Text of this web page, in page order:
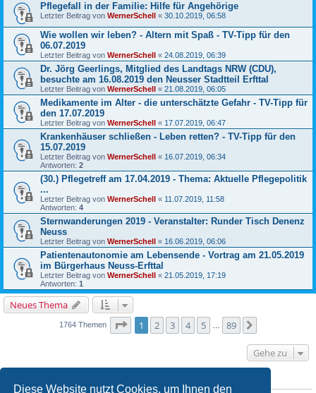
Diese Website nutzt Cookies, um Ihnen den
Pflegefall in der Familie: Hilfe für Angehörige
Letzter Beitrag von WernerSchell « 30.10.2019, 06:58
Wie wollen wir leben? - Altern mit Spaß - TV-Tipp für den
06.07.2019
Letzter Beitrag von WernerSchell « 24.08.2019, 06:39
Dr. Jörg Geerlings, Mitglied des Landtags NRW (CDU),
besuchte am 16.08.2019 den Neusser Stadtteil Erfttal
Letzter Beitrag von WernerSchell « 21.08.2019, 06:05
Medikamente im Alter - die unterschätzte Gefahr - TV-Tipp für
den 17.07.2019
Letzter Beitrag von WernerSchell « 17.07.2019, 06:47
Krankenhäuser schließen - Leben retten? - TV-Tipp für den
15.07.2019
Letzter Beitrag von WernerSchell « 16.07.2019, 06:34
Antworten: 2
(30.) Pflegetreff am 17.04.2019 - Thema: Aktuelle Pflegepolitik
...
Letzter Beitrag von WernerSchell « 11.07.2019, 11:58
Antworten: 4
Sternwanderungen 2019 - Veranstalter: Runder Tisch Denenz
Neuss
Letzter Beitrag von WernerSchell « 16.06.2019, 06:06
Patientenautonomie am Lebensende - Vortrag am 21.05.2019
im Bürgerhaus Neuss-Erfttal
Letzter Beitrag von WernerSchell « 21.05.2019, 17:19
Antworten: 1
Neues Thema
1764 Themen Seite von
1 2 3 4 5 89
Gehe zu
BERECHTIGUNGEN IN DIESEM FORUM